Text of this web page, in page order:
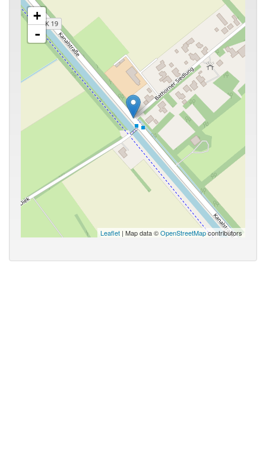
+
-
Leaflet | Map data ©OpenStreetMapcontributors